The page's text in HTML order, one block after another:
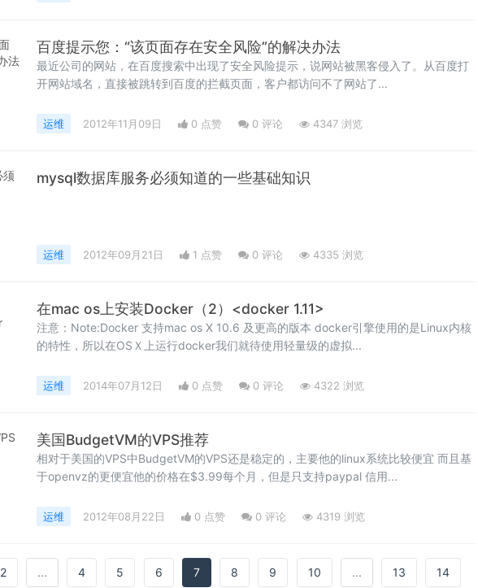
百度提示您：“该页面存在安全风险”的解决办法
最近公司的网站，在百度搜索中出现了安全风险提示，说网站被黑客侵入了。从百度打
开网站域名，直接被跳转到百度的拦截页面，客户都访问不了网站了...
运维 2012年11月09日 0 点赞 0 评论 4347 浏览
mysql数据库服务必须知道的一些基础知识
运维 2012年09月21日 1 点赞 0 评论 4335 浏览
在mac os上安装Docker（2）<docker 1.11>
注意：Note:Docker 支持mac os X 10.6 及更高的版本 docker引擎使用的是Linux内核
的特性，所以在OSＸ上运行docker我们就待使用轻量级的虚拟...
运维 2014年07月12日 0 点赞 0 评论 4322 浏览
美国BudgetVM的VPS推荐
相对于美国的VPS中BudgetVM的VPS还是稳定的，主要他的linux系统比较便宜 而且基
于openvz的更便宜他的价格在$3.99每个月，但是只支持paypal 信用...
运维 2012年08月22日 0 点赞 0 评论 4319 浏览
2 ... 4 5 6 7 8 9 10 ... 13 14